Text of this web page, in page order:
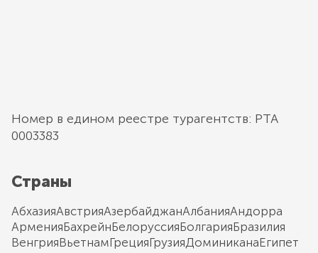
Номер в едином реестре турагентств: РТА
0003383
Страны
АбхазияАвстрияАзербайджанАлбанияАндорра
АрменияБахрейнБелоруссияБолгарияБразилия
ВенгрияВьетнамГрецияГрузияДоминиканаЕгипет